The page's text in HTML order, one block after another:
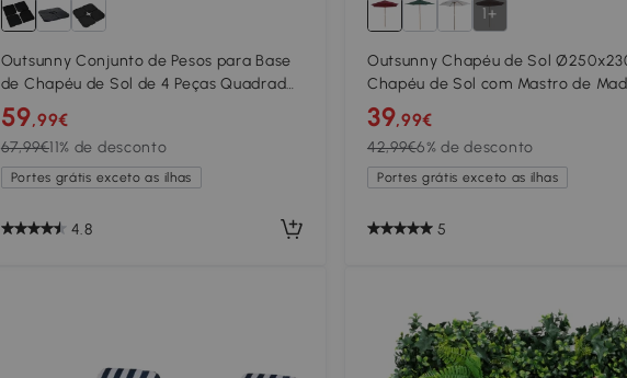
Outsunny Conjunto de Pesos para Base
de Chapéu de Sol de 4 Peças Quadrado
Preenchível 60 kg de Água 70 kg de
Areia ou 80 kg Mixto Preto
59,99€
67,99€11% de desconto
Portes grátis exceto as ilhas
4.8
1+
Outsunny Chapéu de Sol
Chapéu de Sol com Mastro de
com 6 hastes Sistema de Polia com
Fixação para Jardim Pátio Terraço
39,99€
42,99€6% de desconto
Portes grátis exceto as ilhas
5